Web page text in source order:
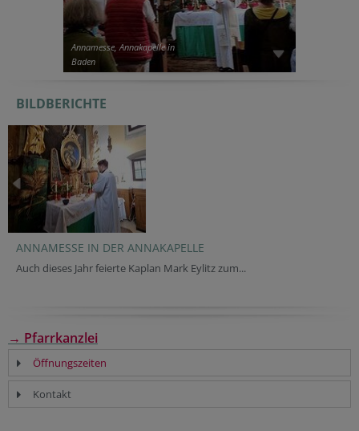
Annamesse, Annakapelle in
Baden
BILDBERICHTE
ANNAMESSE IN DER ANNAKAPELLE
Auch dieses Jahr feierte Kaplan Mark Eylitz zum...
→ Pfarrkanzlei
Öffnungszeiten
Kontakt